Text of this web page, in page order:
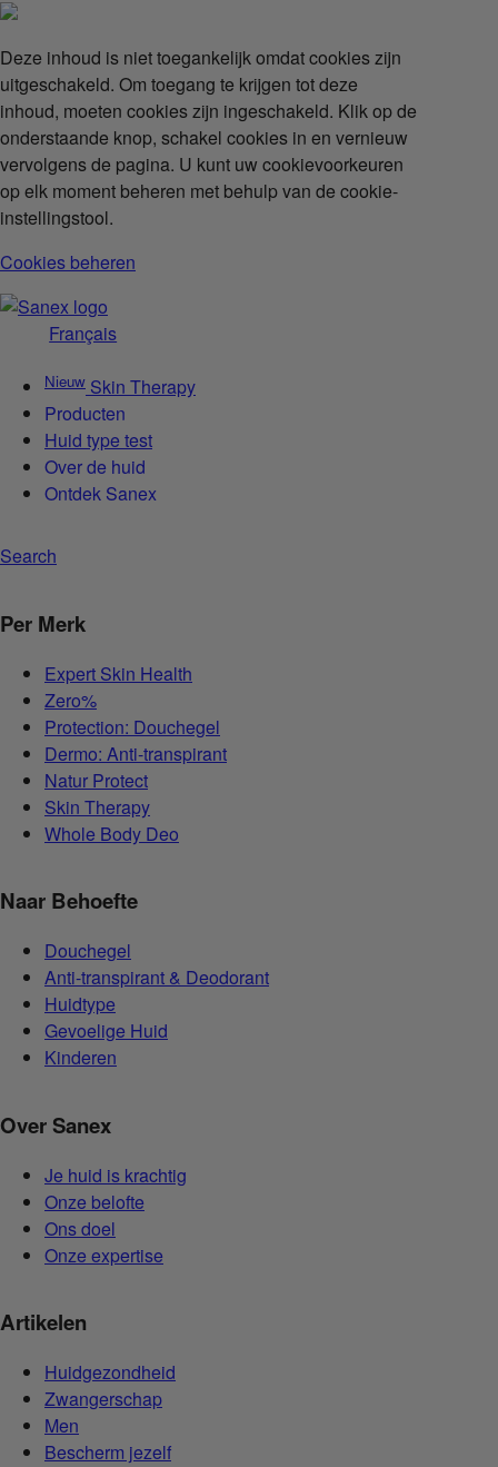
Deze inhoud is niet toegankelijk omdat cookies zijn
uitgeschakeld. Om toegang te krijgen tot deze
inhoud, moeten cookies zijn ingeschakeld. Klik op de
onderstaande knop, schakel cookies in en vernieuw
vervolgens de pagina. U kunt uw cookievoorkeuren
op elk moment beheren met behulp van de cookie-
instellingstool.
Cookies beheren
Français
Nieuw Skin Therapy
Producten
Huid type test
Over de huid
Ontdek Sanex
Search
Per Merk
Expert Skin Health
Zero%
Protection: Douchegel
Dermo: Anti-transpirant
Natur Protect
Skin Therapy
Whole Body Deo
Naar Behoefte
Douchegel
Anti-transpirant & Deodorant
Huidtype
Gevoelige Huid
Kinderen
Over Sanex
Je huid is krachtig
Onze belofte
Ons doel
Onze expertise
Artikelen
Huidgezondheid
Zwangerschap
Men
Bescherm jezelf